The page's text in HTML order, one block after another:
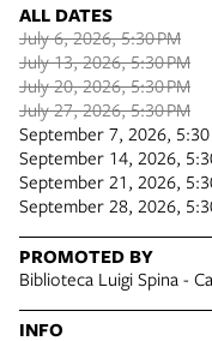
ALL DATES
July 6, 2026, 5:30 PM
July 13, 2026, 5:30 PM
July 20, 2026, 5:30 PM
July 27, 2026, 5:30 PM
September 7, 2026, 5:30
September 14, 2026,
September 21, 2026,
September 28, 2026,
PROMOTED BY
Biblioteca Luigi Spina -
INFO